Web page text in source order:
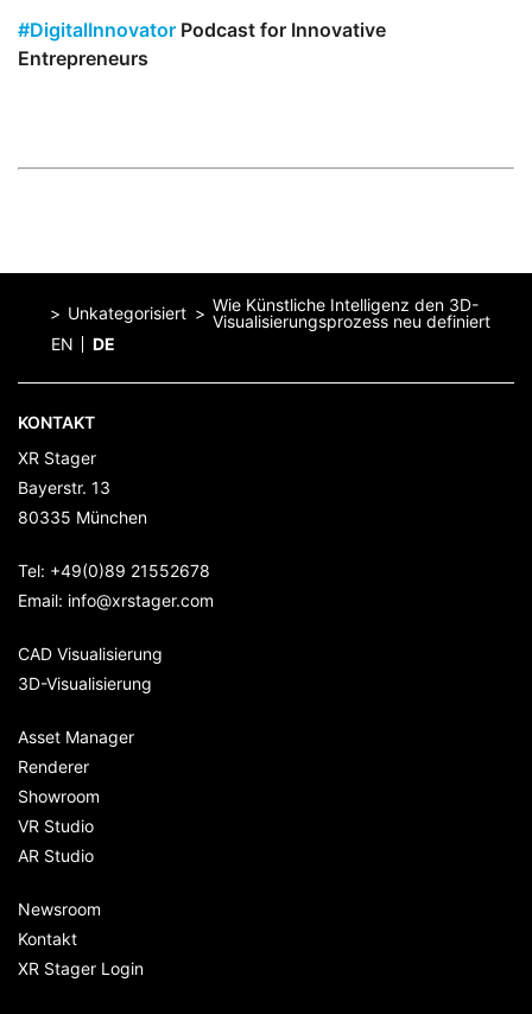
#DigitalInnovator Podcast for Innovative
Entrepreneurs
Home
Unkategorisiert
Wie Künstliche Intelligenz den 3D-
Visualisierungsprozess neu definiert
EN
DE
KONTAKT
XR Stager
Bayerstr. 13
80335 München
Tel: +49(0)89 21552678
Email: info@xrstager.com
CAD Visualisierung
3D-Visualisierung
Asset Manager
Renderer
Showroom
VR Studio
AR Studio
Newsroom
Kontakt
XR Stager Login